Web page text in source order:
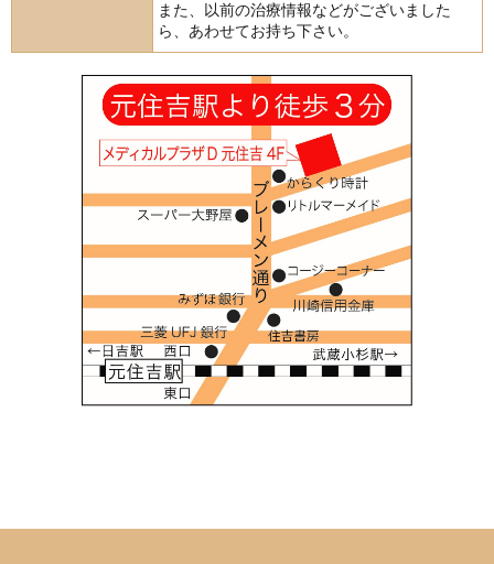
また、以前の治療情報などがございました
ら、あわせてお持ち下さい。